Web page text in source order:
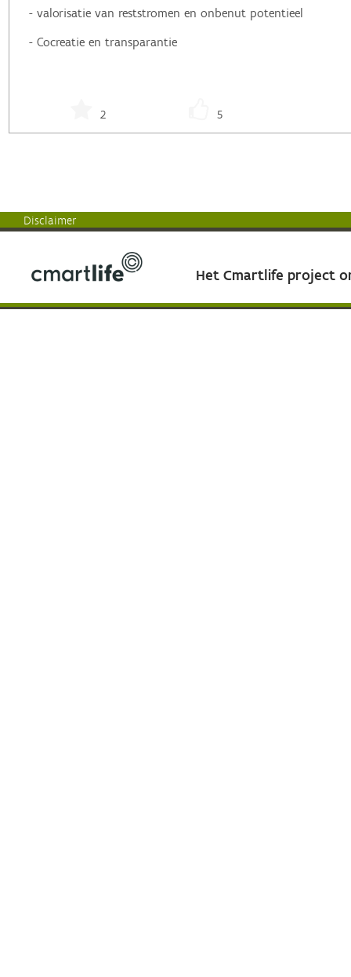
- valorisatie van reststromen en onbenut potentieel
- Cocreatie en transparantie
2 5
Disclaimer
Het Cmartlife project